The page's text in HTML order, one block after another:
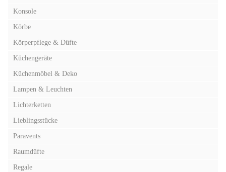
Konsole
Körbe
Körperpflege & Düfte
Küchengeräte
Küchenmöbel & Deko
Lampen & Leuchten
Lichterketten
Lieblingsstücke
Paravents
Raumdüfte
Regale